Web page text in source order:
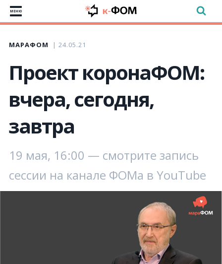
МЕНЮ
МАРАФОМ 24.05.21
Проект коронаФОМ:
вчера, сегодня,
завтра
19 мая, 16:00 — смотрите запись
сессии на канале ФОМа в YouTube